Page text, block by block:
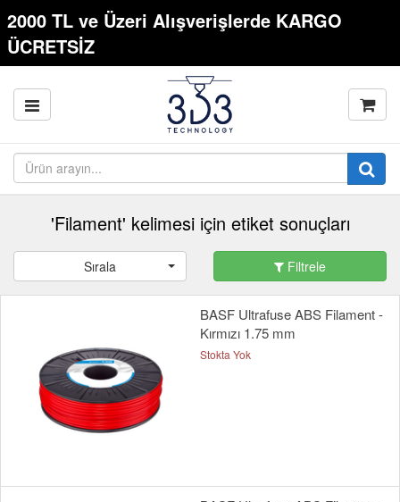
2000 TL ve Üzeri Alışverişlerde KARGO
ÜCRETSİZ
'Filament' kelimesi için etiket sonuçları
Sırala Filtrele
BASF Ultrafuse ABS Filament -
Kırmızı 1.75 mm
Stokta Yok